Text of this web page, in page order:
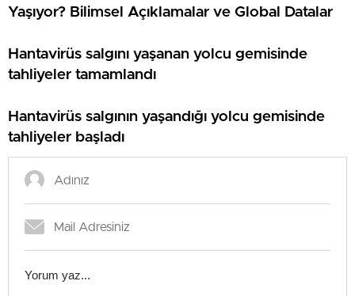
Yaşıyor? Bilimsel Açıklamalar ve Global Datalar
Hantavirüs salgını yaşanan yolcu gemisinde
tahliyeler tamamlandı
Hantavirüs salgının yaşandığı yolcu gemisinde
tahliyeler başladı